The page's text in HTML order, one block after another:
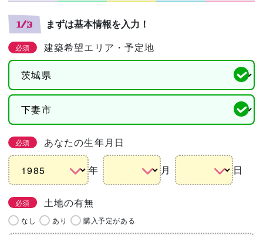
1/3 まずは基本情報を入力！
必須 建築希望エリア・予定地
必須 あなたの生年月日
年 月 日
必須 土地の有無
なし あり 購入予定がある